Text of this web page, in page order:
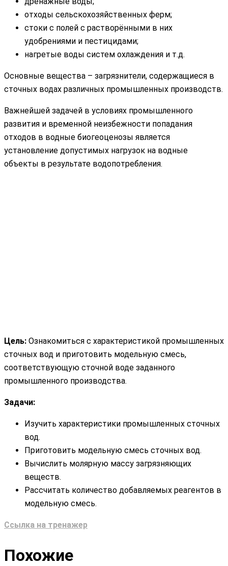
отходы сельскохозяйственных ферм;
стоки с полей с растворёнными в них
удобрениями и пестицидами;
нагретые воды систем охлаждения и т.д.
Основные вещества – загрязнители, содержащиеся в
сточных водах различных промышленных производств.
Важнейшей задачей в условиях промышленного
развития и временной неизбежности попадания
отходов в водные биогеоценозы является
установление допустимых нагрузок на водные
объекты в результате водопотребления.
Цель: Ознакомиться с характеристикой промышленных
сточных вод и приготовить модельную смесь,
соответствующую сточной воде заданного
промышленного производства.
Задачи:
Изучить характеристики промышленных сточных
вод.
Приготовить модельную смесь сточных вод.
Вычислить молярную массу загрязняющих
веществ.
Рассчитать количество добавляемых реагентов в
модельную смесь.
Ссылка на тренажер
Похожие